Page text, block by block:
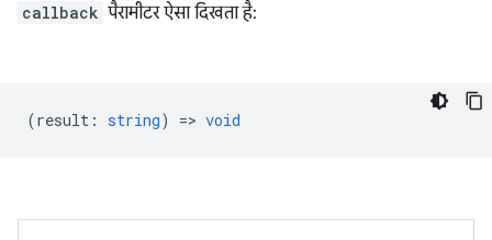
callback पैरामीटर ऐसा दिखता है:
(result : string) => void